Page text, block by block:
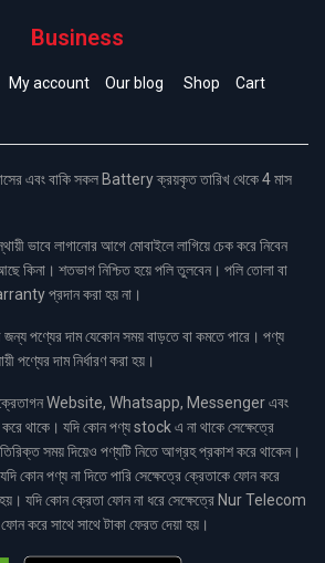
Business
My account Our blog Shop Cart
এবং বাকি সকল Battery ক্রয়কৃত তারিখ থেকে 4 মাস
ভাবে লাগানোর আগে মোবাইলে লাগিয়ে চেক করে নিবেন
কিনা। শতভাগ নিশ্চিত হয়ে পলি তুলবেন। পলি তোলা বা
প্রদান করা হয় না।
পণ্যের দাম যেকোন সময় বাড়তে বা কমতে পারে। পণ্য
পণ্যের দাম নির্ধারণ করা হয়।
ক্রেতাগন Website, Whatsapp, Messenger এবং
থাকে। যদি কোন পণ্য stock এ না থাকে সেক্ষেত্রে
সময় দিয়েও পণ্যটি নিতে আগ্রহ প্রকাশ করে থাকেন।
কোন পণ্য না দিতে পারি সেক্ষেত্রে ক্রেতাকে ফোন করে
হয়। যদি কোন ক্রেতা ফোন না ধরে সেক্ষেত্রে Nur Telecom
করে সাথে সাথে টাকা ফেরত দেয়া হয়।